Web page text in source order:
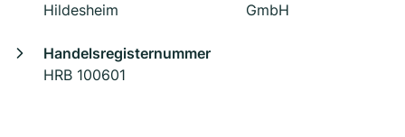
Hildesheim
GmbH
Handelsregisternummer
HRB 100601